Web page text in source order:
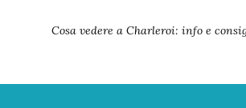
Cosa vedere a Charleroi: info e